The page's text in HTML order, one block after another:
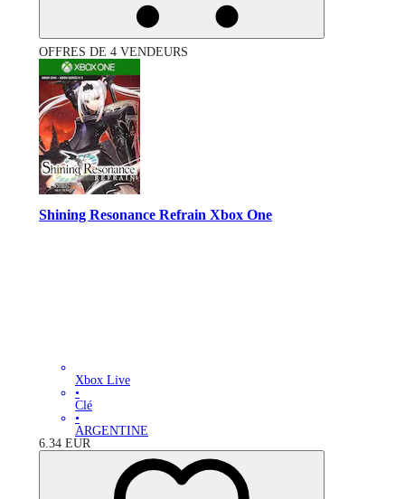
OFFRES DE 4 VENDEURS
Shining Resonance Refrain Xbox One
Xbox Live
•
Clé
•
ARGENTINE
6.34 EUR